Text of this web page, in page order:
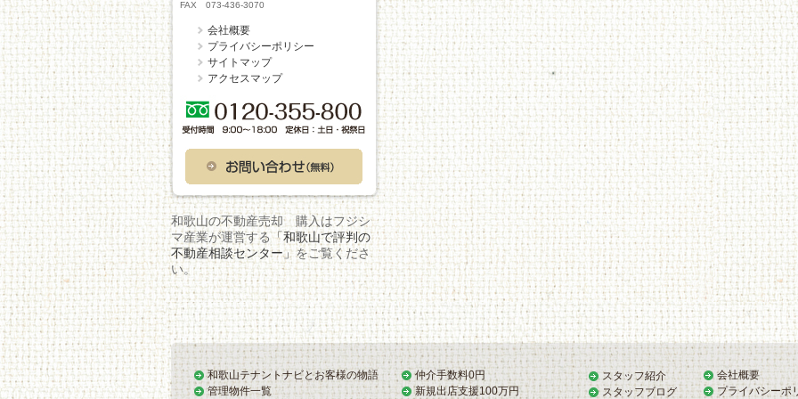
FAX 073-436-3070
会社概要
プライバシーポリシー
サイトマップ
アクセスマップ
和歌山の不動産売却 購入はフジシ
マ産業が運営する「和歌山で評判の
不動産相談センター」をご覧くださ
い。
和歌山テナントナビとお客様の物語
管理物件一覧
仲介手数料0円
新規出店支援100万円
スタッフ紹介
スタッフブログ
会社概要
プライバシーポ